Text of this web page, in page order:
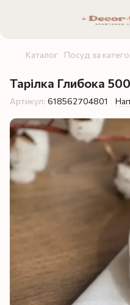
Каталог Посуд за
Тарілка Глибока
Артикул: 618562704801